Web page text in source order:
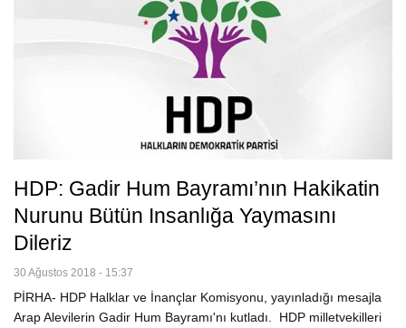
HDP: Gadir Hum Bayramı’nın Hakikatin
Nurunu Bütün Insanlığa Yaymasını
Dileriz
30 Ağustos 2018 - 15:37
PİRHA- HDP Halklar ve İnançlar Komisyonu, yayınladığı mesajla
Arap Alevilerin Gadir Hum Bayramı'nı kutladı. HDP milletvekilleri